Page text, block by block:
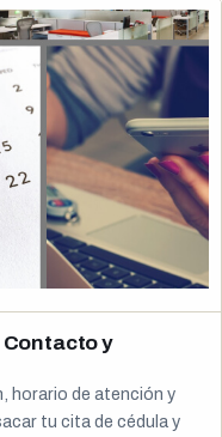
y
horario de atención y
tu cita de cédula y